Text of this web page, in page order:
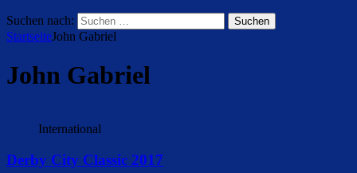
Suchen nach:
StartseiteJohn Gabriel
John Gabriel
International
Derby City Classic 2017